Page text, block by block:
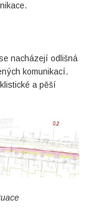
nacházejí odlišná
komunikací.
a pěší